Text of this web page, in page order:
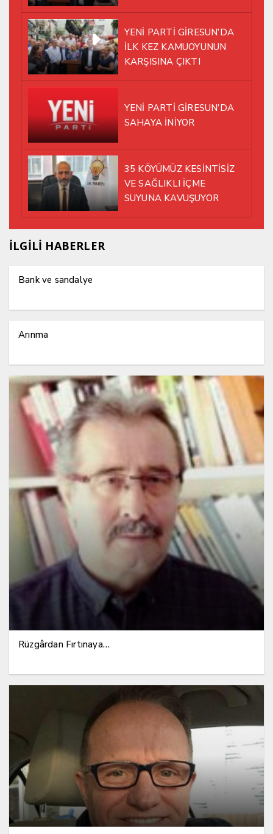
YÜRÜMEYE KARAR VERDİK
YENİ PARTİ GİRESUN’DA
İLK KEZ KAMUOYUNUN
KARŞISINA ÇIKTI
YENİ PARTİ GİRESUN’DA
SAHAYA İNİYOR
35 KÖYÜMÜZ KESİNTİSİZ
VE SAĞLIKLI İÇME
SUYUNA KAVUŞUYOR
İLGİLİ HABERLER
Bank ve sandalye
Arınma
Rüzgârdan Fırtınaya…